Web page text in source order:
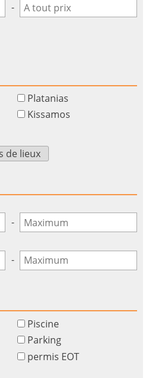
-
Platanias
Kissamos
de lieux
-
-
Piscine
Parking
permis EOT